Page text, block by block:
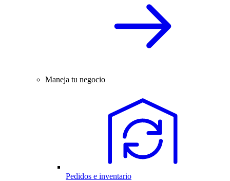
Maneja tu negocio
Pedidos e inventario